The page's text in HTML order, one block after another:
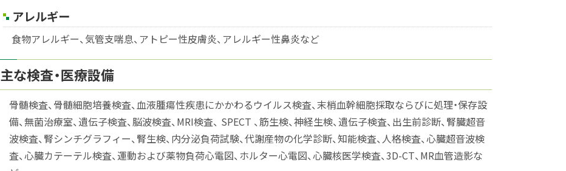
アレルギー
食物アレルギー、気管支喘息、アトピー性皮膚炎、 アレルギー性鼻炎など
主な検査・医療設備
骨髄検査、骨髄細胞培養検査、血液腫瘍性疾患にかかわるウイルス検査、末梢血幹細胞採取ならびに処理・保存設
備、無菌治療室、遺伝子検査、脳波検査、MRI検査、 SPECT 、筋生検、神経生検、遺伝子検査、出生前診断、腎臓超音
波検査、腎シンチグラフィー、腎生検、内分泌負荷試験、代謝産物の化学診断、知能検査、人格検査、心臓超音波検
査、心臓カテーテル検査、運動および薬物負荷心電図、ホルター心電図、心臓核医学検査、3D-CT、MR血管造影な